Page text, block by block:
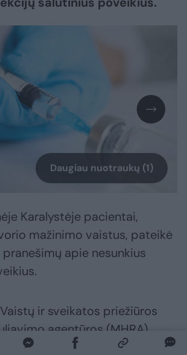
Daugiau nuotraukų (1)
Karalystėje pacientai,
mažinimo vaistus, pateikė
apie nesunkius
ir sveikatos priežiūros
agentūros (MHRA)
šie pranešimai